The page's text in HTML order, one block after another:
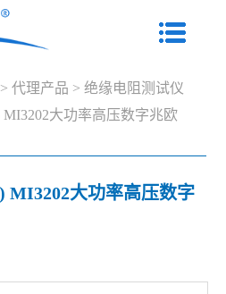
> 代理产品 > 绝缘电阻测试仪
大功率高压数字兆欧
MI3202大功率高压数字